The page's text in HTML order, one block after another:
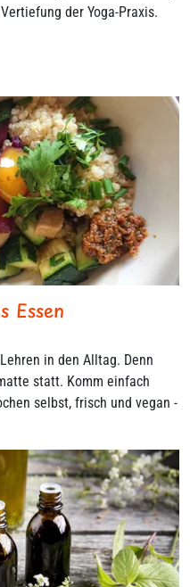
der Yoga-Praxis.
Essen
in den Alltag. Denn
statt. Komm einfach
selbst, frisch und vegan -